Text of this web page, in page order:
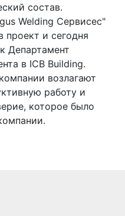
состав.
Welding Сервисес"
проект и сегодня
Департамент
в ICB Building.
возлагают
работу и
которое было